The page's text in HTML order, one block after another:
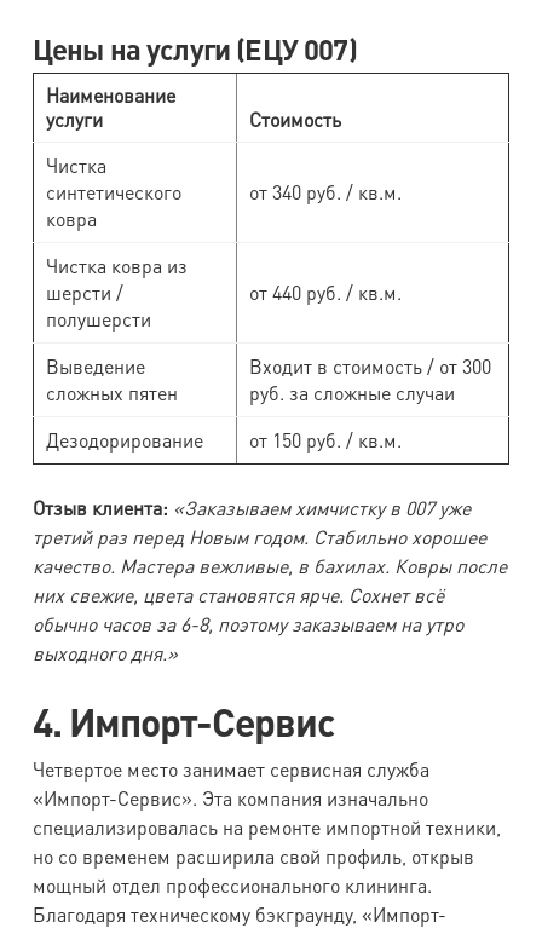
Цены на услуги (ЕЦУ 007)
Наименование
услуги
Стоимость
Чистка
синтетического
ковра
от 340 руб. / кв.м.
Чистка ковра из
шерсти /
полушерсти
от 440 руб. / кв.м.
Выведение
сложных пятен
Входит в стоимость / от 300
руб. за сложные случаи
Дезодорирование
от 150 руб. / кв.м.
Отзыв клиента: «Заказываем химчистку в 007 уже
третий раз перед Новым годом. Стабильно хорошее
качество. Мастера вежливые, в бахилах. Ковры после
них свежие, цвета становятся ярче. Сохнет всё
обычно часов за 6-8, поэтому заказываем на утро
выходного дня.»
4. Импорт-Сервис
Четвертое место занимает сервисная служба
«Импорт-Сервис». Эта компания изначально
специализировалась на ремонте импортной техники,
но со временем расширила свой профиль, открыв
мощный отдел профессионального клининга.
Благодаря техническому бэкграунду, «Импорт-